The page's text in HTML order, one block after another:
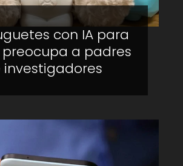
con IA para
preocupa a padres
investigadores